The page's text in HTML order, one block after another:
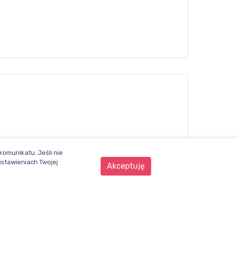
Jeśli nie
Twojej
Akceptuję